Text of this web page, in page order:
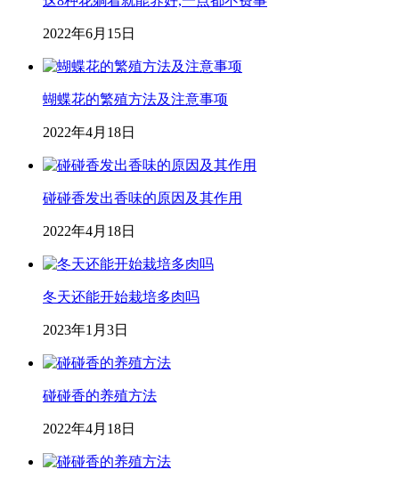
2022年6月15日
蝴蝶花的繁殖方法及注意事项
2022年4月18日
碰碰香发出香味的原因及其作用
2022年4月18日
冬天还能开始栽培多肉吗
2023年1月3日
碰碰香的养殖方法
2022年4月18日